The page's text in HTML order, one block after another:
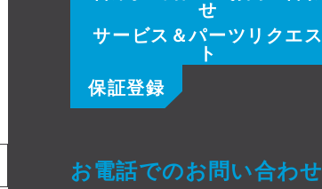
せ
サービス＆パーツリクエス
ト
保証登録
お電話でのお問い合わせ